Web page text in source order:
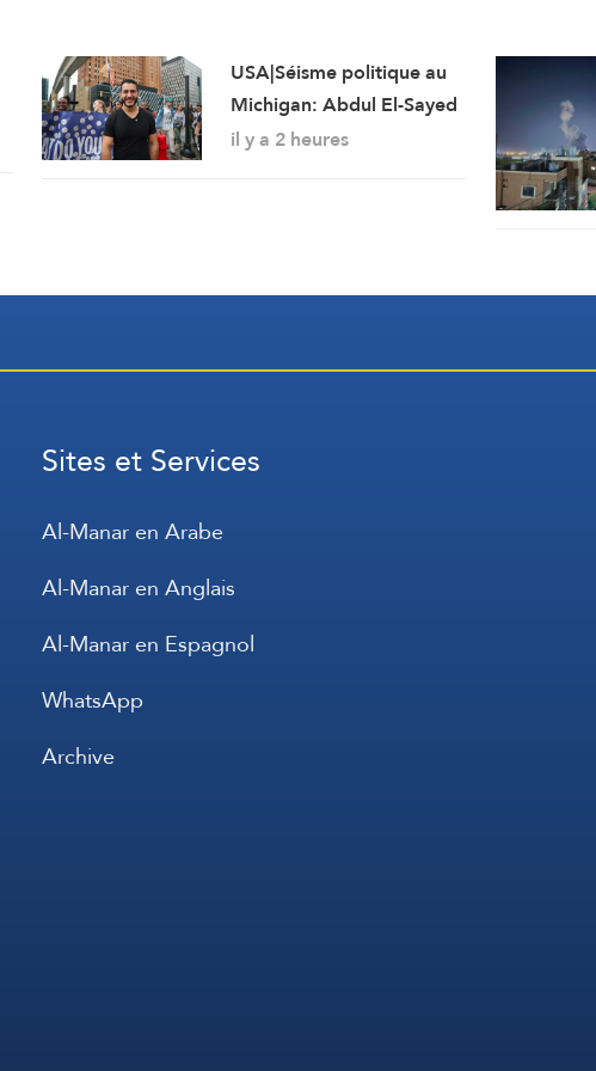
USA|Séisme politique au
Michigan: Abdul El-Sayed
l’emporte face au plus
il y a 2 heures
Sites et Services
Al-Manar en Arabe
Al-Manar en Anglais
Al-Manar en Espagnol
WhatsApp
Archive